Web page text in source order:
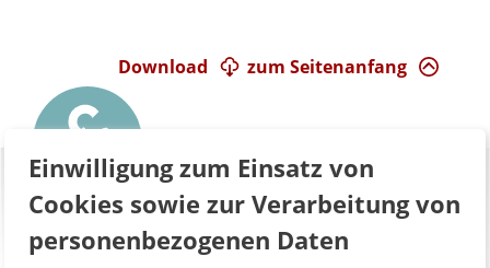
zum Seitenanfang
Download
Einwilligung zum Einsatz von
Cookies sowie zur Verarbeitung von
personenbezogenen Daten